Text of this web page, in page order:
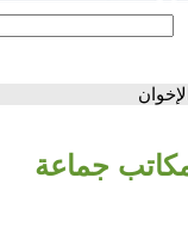
جماعة